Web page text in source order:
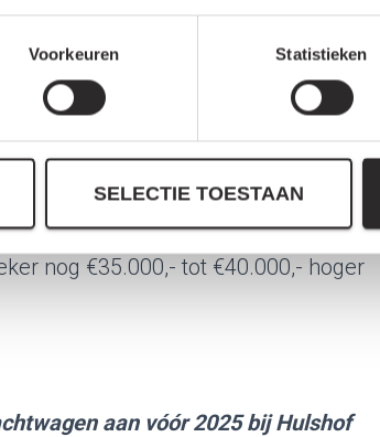
Voorkeuren Statistieken
SELECTIE TOESTAAN
en maneges
(zelfs op C-rijbewijs) te
nog €35.000,- tot €40.000,- hoger
aan vóór 2025 bij Hulshof